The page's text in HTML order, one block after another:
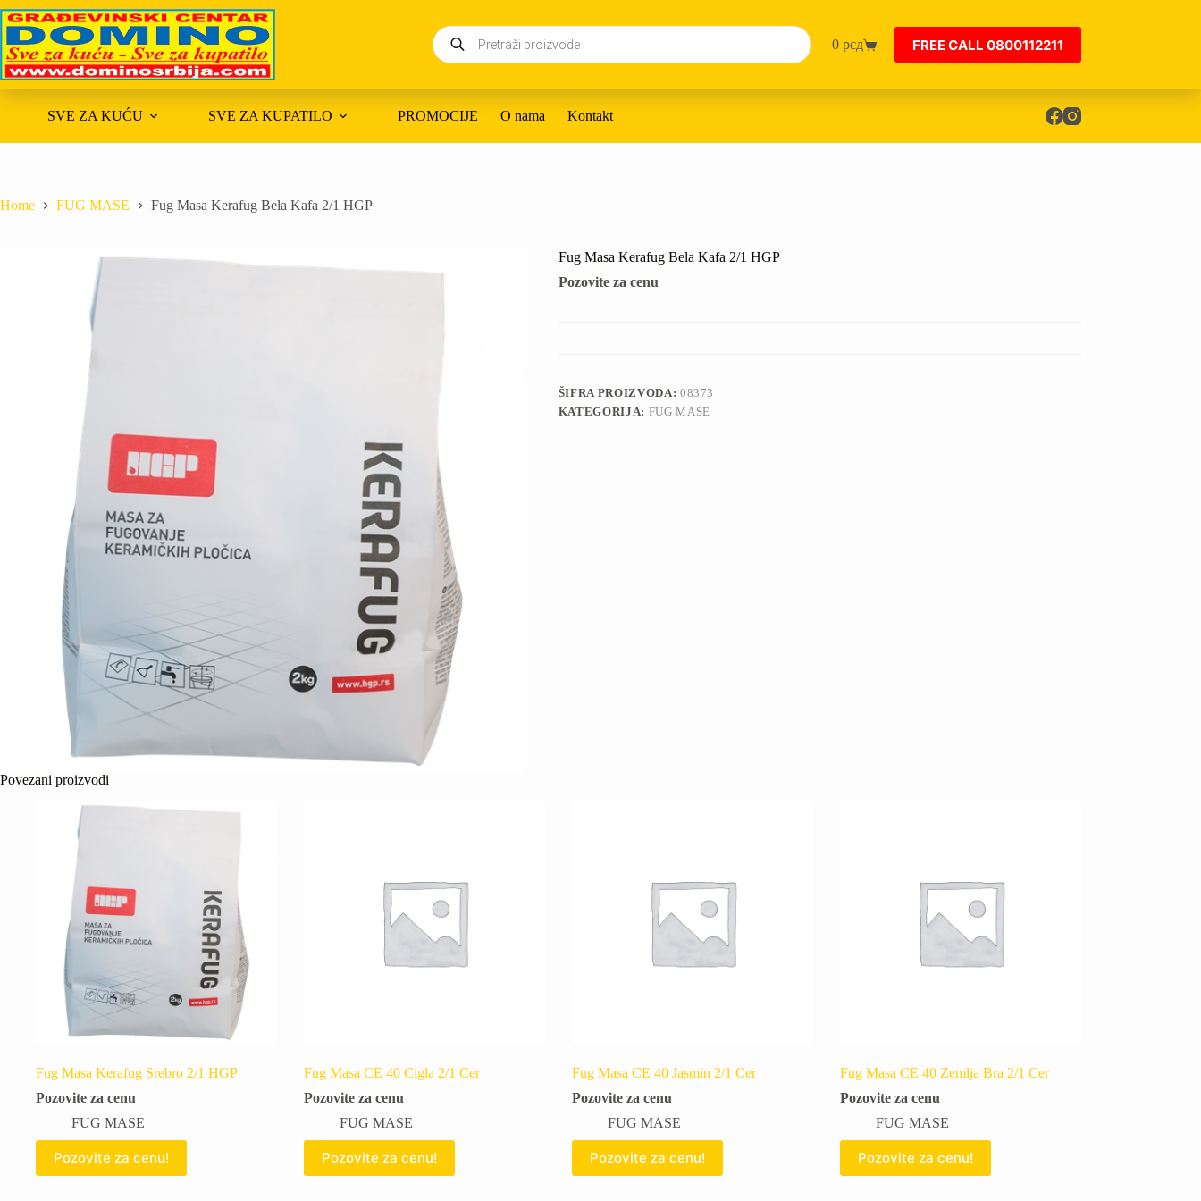
Skip
to
content
Products
search
Shopping
0 рсд FREE CALL 0800112211
SVE ZA KUĆU SVE ZA KUPATILO PROMOCIJE O nama Kontakt
Home FUG MASE Fug Masa Kerafug Bela Kafa 2/1 HGP
Fug Masa Kerafug Bela Kafa 2/1 HGP
Pozovite za cenu
ŠIFRA PROIZVODA: 08373
KATEGORIJA: FUG MASE
Povezani proizvodi
Fug Masa Kerafug Srebro 2/1 HGP
Pozovite za cenu
FUG MASE
Pozovite za cenu!
Fug Masa CE 40 Cigla 2/1 Cer
Pozovite za cenu
FUG MASE
Pozovite za cenu!
Fug Masa CE 40 Jasmin 2/1 Cer
Pozovite za cenu
FUG MASE
Pozovite za cenu!
Fug Masa CE 40 Zemlja Bra 2/1 Cer
Pozovite za cenu
FUG MASE
Pozovite za cenu!